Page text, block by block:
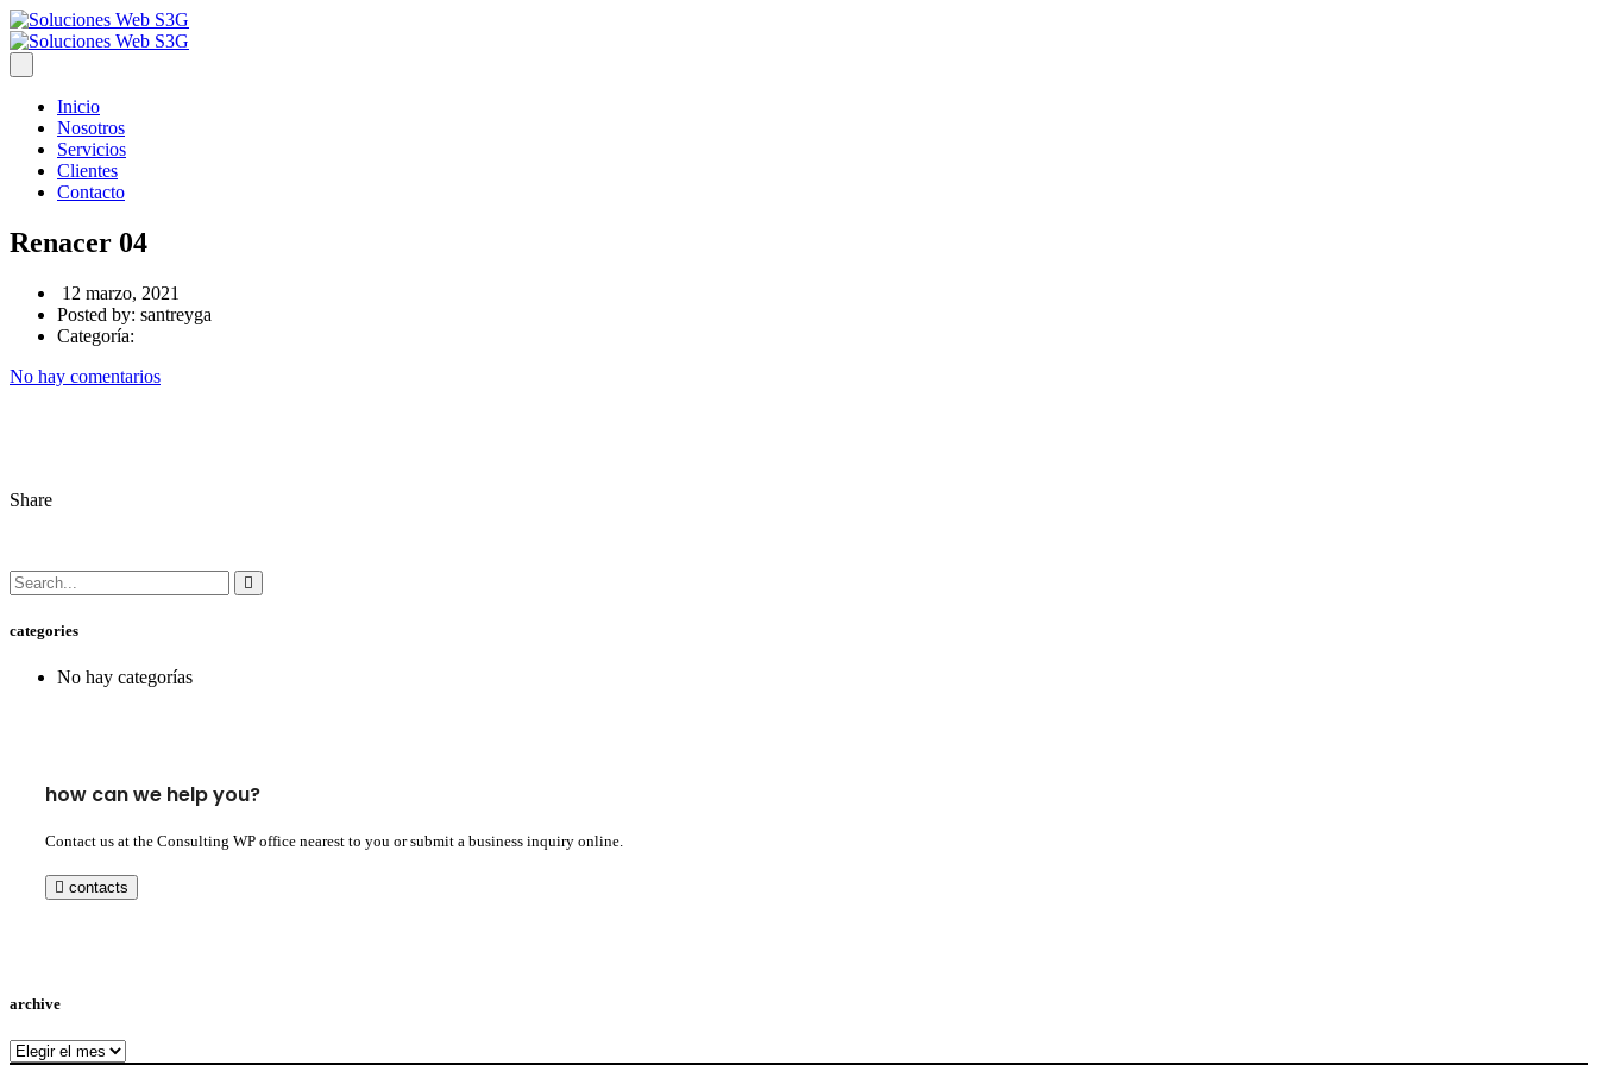
Inicio
Nosotros
Servicios
Clientes
Contacto
Renacer 04
12 marzo, 2021
Posted by: santreyga
Categoría:
No hay comentarios
Share
categories
No hay categorías
how can we help you?
Contact us at the Consulting WP office nearest to you or submit a business inquiry online.
contacts
archive
archive